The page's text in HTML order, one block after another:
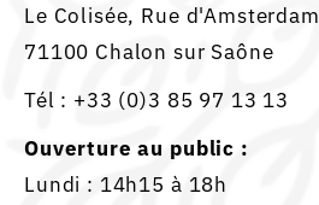
Le Colisée, Rue d'Amsterdam
71100 Chalon sur Saône
Tél : +33 (0)3 85 97 13 13
Ouverture au public :
Lundi : 14h15 à 18h